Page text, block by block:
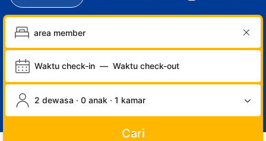
Waktu check-in — Waktu check-out
2 dewasa · 0 anak · 1 kamar
Cari